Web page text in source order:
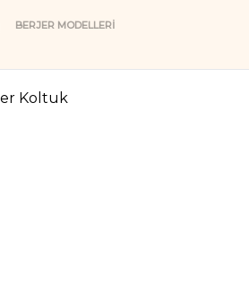
BERJER MODELLERI